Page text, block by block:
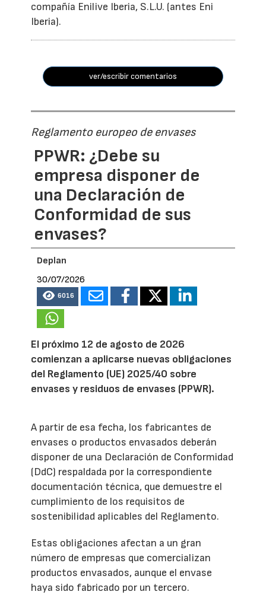
compañía Enilive Iberia, S.L.U. (antes Eni
Iberia).
ver/escribir comentarios
Reglamento europeo de envases
PPWR: ¿Debe su
empresa disponer de
una Declaración de
Conformidad de sus
envases?
Deplan
30/07/2026
6016
El próximo 12 de agosto de 2026
comienzan a aplicarse nuevas obligaciones
del Reglamento (UE) 2025/40 sobre
envases y residuos de envases (PPWR).
A partir de esa fecha, los fabricantes de
envases o productos envasados deberán
disponer de una Declaración de Conformidad
(DdC) respaldada por la correspondiente
documentación técnica, que demuestre el
cumplimiento de los requisitos de
sostenibilidad aplicables del Reglamento.
Estas obligaciones afectan a un gran
número de empresas que comercializan
productos envasados, aunque el envase
haya sido fabricado por un tercero.